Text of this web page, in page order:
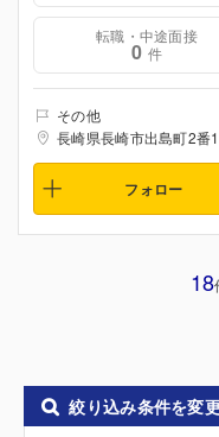
転職・中途面接
0 件
その他
長崎県長崎市出島町2番
フォロー
18
絞り込み条件を変